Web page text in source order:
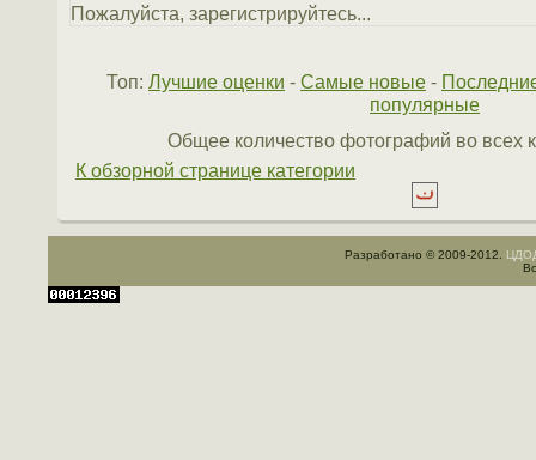
Пожалуйста, зарегистрируйтесь...
Топ: Лучшие оценки - Самые новые -
популярные
Общее количество фотографий во всех
К обзорной странице категории
Разработано © 2009-2012.